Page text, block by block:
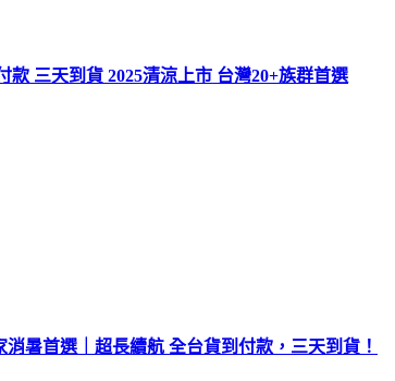
三天到貨 2025清涼上市 台灣20+族群首選
暑首選｜超長續航 全台貨到付款，三天到貨！